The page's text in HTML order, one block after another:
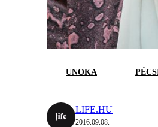
UNOKA
LIFE.HU
2016.09.08.